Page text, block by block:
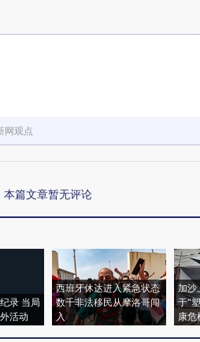
网观点
本篇文章暂无评论
录 当局
活动
西班牙休达进入紧急状态
数千非法移民从摩洛哥闯
入
加沙
于“
康危